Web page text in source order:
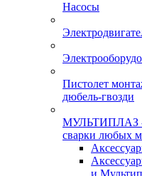
Насосы
Пистолет
дюбель-гвозди
МУЛЬТИПЛАЗ -
сварки любых
и